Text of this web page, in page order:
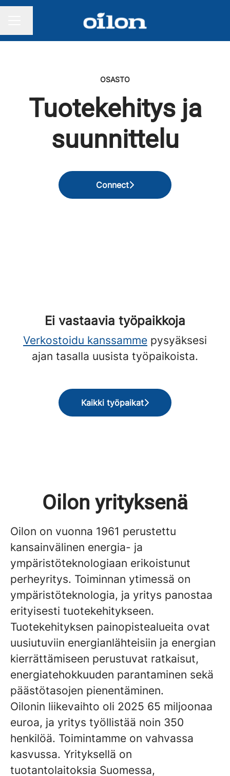
OSASTO
Tuotekehitys ja
suunnittelu
Connect
Ei vastaavia työpaikkoja
Verkostoidu kanssamme pysyäksesi
ajan tasalla uusista työpaikoista.
Kaikki työpaikat
Oilon yrityksenä
Oilon on vuonna 1961 perustettu
kansainvälinen energia- ja
ympäristöteknologiaan erikoistunut
perheyritys. Toiminnan ytimessä on
ympäristöteknologia, ja yritys panostaa
erityisesti tuotekehitykseen.
Tuotekehityksen painopistealueita ovat
uusiutuviin energianlähteisiin ja energian
kierrättämiseen perustuvat ratkaisut,
energiatehokkuuden parantaminen sekä
päästötasojen pienentäminen.
Oilonin liikevaihto oli 2025 65 miljoonaa
euroa, ja yritys työllistää noin 350
henkilöä. Toimintamme on vahvassa
kasvussa. Yrityksellä on
tuotantolaitoksia Suomessa,